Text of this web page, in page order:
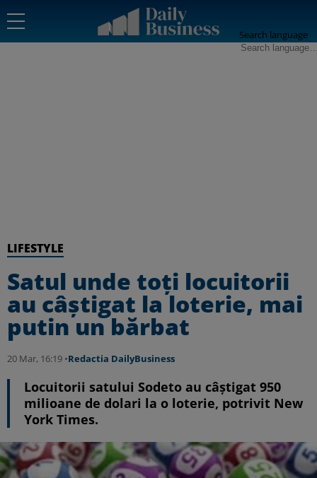
Search language
LIFESTYLE
Satul unde toți locuitorii
au câștigat la loterie, mai
putin un bărbat
20 Mar, 16:19 •Redactia DailyBusiness
Locuitorii satului Sodeto au câștigat 950
milioane de dolari la o loterie, potrivit New
York Times.